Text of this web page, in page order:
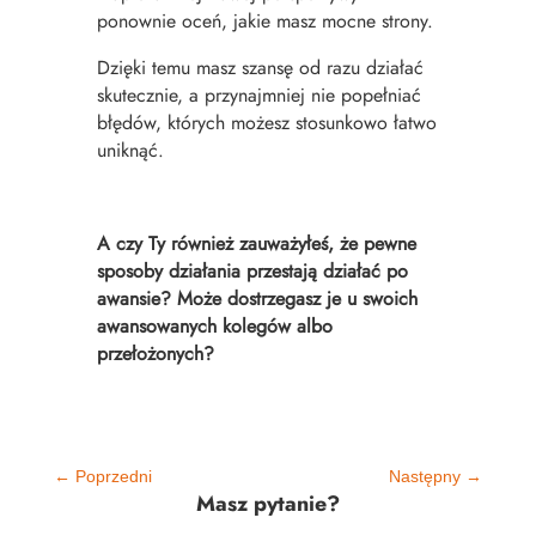
ponownie oceń, jakie masz mocne strony.
Dzięki temu masz szansę od razu działać
skutecznie, a przynajmniej nie popełniać
błędów, których możesz stosunkowo łatwo
uniknąć.
A czy Ty również zauważyłeś, że pewne
sposoby działania przestają działać po
awansie? Może dostrzegasz je u swoich
awansowanych kolegów albo
przełożonych?
← Poprzedni Następny →
Masz pytanie?